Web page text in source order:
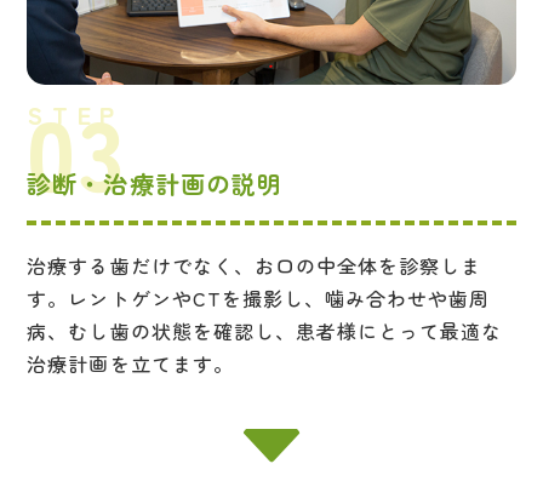
診断・治療計画の説明
治療する歯だけでなく、お口の中全体を診察しま
す。レントゲンやCTを撮影し、噛み合わせや歯周
病、むし歯の状態を確認し、患者様にとって最適な
治療計画を立てます。